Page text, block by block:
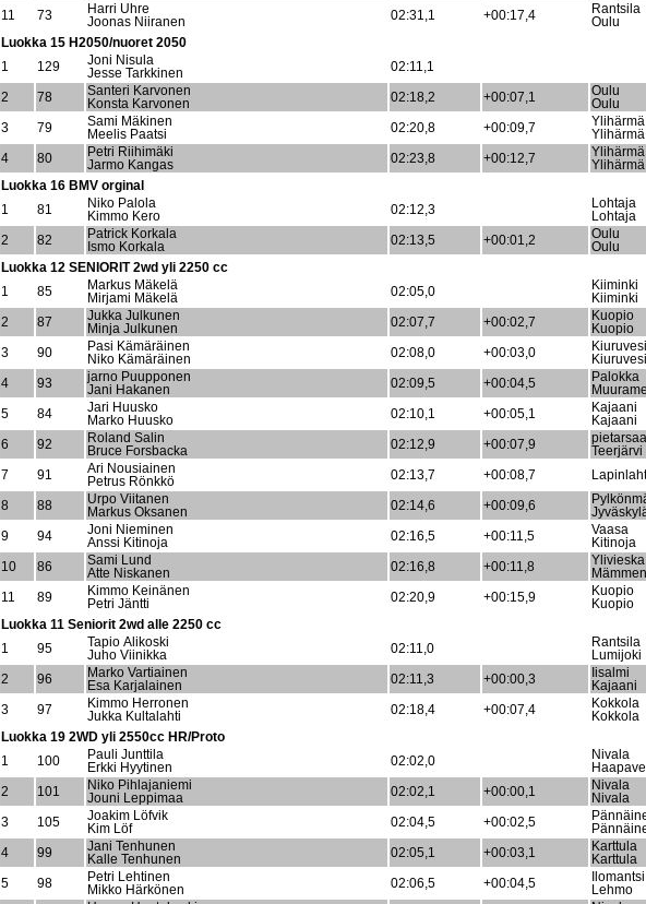
11
73
Harri Uhre
Joonas Niiranen
02:31,1 +00:17,4
Rantsila
Oulu
Luokka 15 H2050/nuoret 2050
1
129
Joni Nisula
Jesse Tarkkinen
02:11,1
2
78
Santeri Karvonen
Konsta Karvonen
02:18,2 +00:07,1
Oulu
Oulu
3
79
Sami Mäkinen
Meelis Paatsi
02:20,8 +00:09,7
Ylihärmä
Ylihärmä
4
80
Petri Riihimäki
Jarmo Kangas
02:23,8 +00:12,7
Ylihärmä
Ylihärmä
Luokka 16 BMV orginal
1
81
Niko Palola
Kimmo Kero
02:12,3
Lohtaja
Lohtaja
2
82
Patrick Korkala
Ismo Korkala
02:13,5 +00:01,2
Oulu
Oulu
Luokka 12 SENIORIT 2wd yli 2250 cc
1
85
Markus Mäkelä
Mirjami Mäkelä
02:05,0
Kiiminki
Kiiminki
2
87
Jukka Julkunen
Minja Julkunen
02:07,7 +00:02,7
Kuopio
Kuopio
3
90
Pasi Kämäräinen
Niko Kämäräinen
02:08,0 +00:03,0
Kiuruvesi
Kiuruvesi
4
93
jarno Puupponen
Jani Hakanen
02:09,5 +00:04,5
Palokka
Muurame
5
84
Jari Huusko
Marko Huusko
02:10,1 +00:05,1
Kajaani
Kajaani
6
92
Roland Salin
Bruce Forsbacka
02:12,9 +00:07,9
Teerjärvi
7
91
Ari Nousiainen
Petrus Rönkkö
02:13,7 +00:08,7
8
88
Urpo Viitanen
Markus Oksanen
02:14,6 +00:09,6
9
94
Joni Nieminen
Anssi Kitinoja
02:16,5 +00:11,5
Vaasa
Kitinoja
10
86
Sami Lund
Atte Niskanen
02:16,8 +00:11,8
Ylivieska
11
89
Kimmo Keinänen
Petri Jäntti
02:20,9 +00:15,9
Kuopio
Kuopio
Luokka 11 Seniorit 2wd alle 2250 cc
1
95
Tapio Alikoski
Juho Viinikka
02:11,0
Rantsila
Lumijoki
2
96
Marko Vartiainen
Esa Karjalainen
02:11,3 +00:00,3
Iisalmi
Kajaani
3
97
Kimmo Herronen
Jukka Kultalahti
02:18,4 +00:07,4
Kokkola
Kokkola
Luokka 19 2WD yli 2550cc HR/Proto
1
100
Pauli Junttila
Erkki Hyytinen
02:02,0
Nivala
2
101
Niko Pihlajaniemi
Jouni Leppimaa
02:02,1 +00:00,1
Nivala
Nivala
3
105
Joakim Löfvik
Kim Löf
02:04,5 +00:02,5
4
99
Jani Tenhunen
Kalle Tenhunen
02:05,1 +00:03,1
Karttula
Karttula
5
98
Petri Lehtinen
Mikko Härkönen
02:06,5 +00:04,5
Ilomantsi
Lehmo